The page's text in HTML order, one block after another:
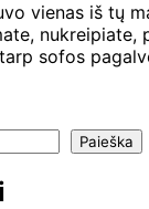
vienas iš tų
nukreipiate,
sofos
Paieška